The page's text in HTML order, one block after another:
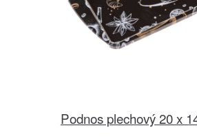
Podnos plechový 20 x